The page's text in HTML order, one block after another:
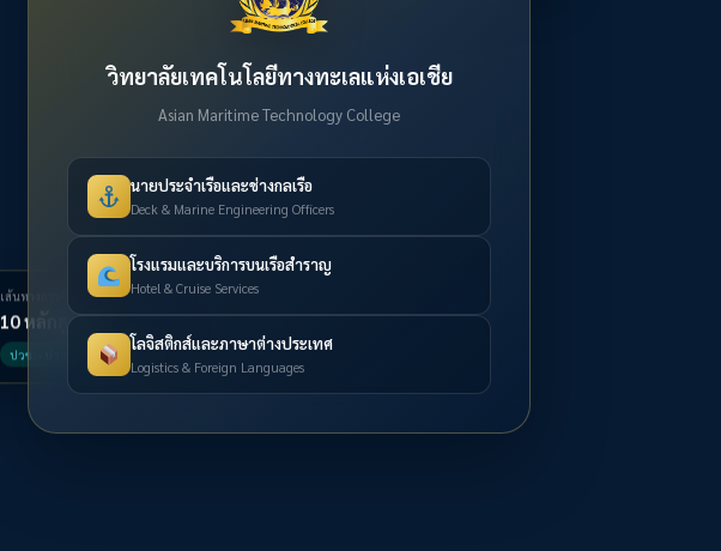
เส้นทางการศึกษา
10 หลักสูตร
ปวช. · ปวส. · ปริญญาตรี
วิทยาลัยเทคโนโลยีทางทะเลแห่งเอเชีย
Asian Maritime Technology College
นายประจำเรือและช่างกลเรือ
Deck & Marine Engineering Officers
โรงแรมและบริการบนเรือสำราญ
Hotel & Cruise Services
โลจิสติกส์และภาษาต่างประเทศ
Logistics & Foreign Languages